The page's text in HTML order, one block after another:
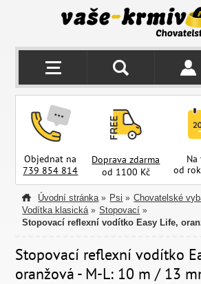
Objednat na
739 854 814
Doprava zdarma
od 1100 Kč
od
Úvodní stránka » Psi » Chovatelské
Vodítka klasická » Stopovací »
Stopovací reflexní vodítko Easy Life,
Stopovací reflexní vodítko
oranžová - M-L: 10 m / 13